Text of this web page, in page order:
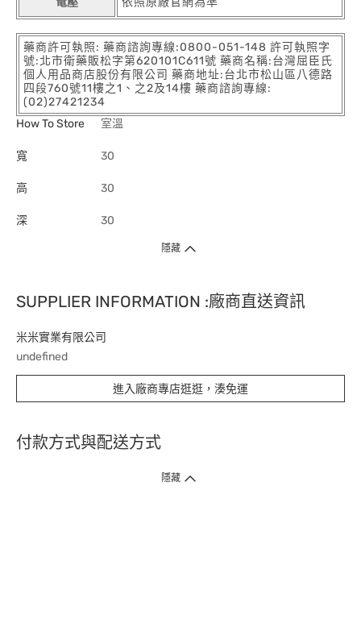
藥商許可執照: 藥商諮詢專線:0800-051-148 許可執照字
號:北市衛藥販松字第620101C611號 藥商名稱:台灣屈臣氏
個人用品商店股份有限公司 藥商地址:台北市松山區八德路
四段760號11樓之1、之2及14樓 藥商諮詢專線:
(02)27421234
How To Store
室溫
寬 30
高 30
深 30
隱藏
SUPPLIER INFORMATION :廠商直送資訊
米米實業有限公司
undefined
進入廠商專店逛逛，湊免運
付款方式與配送方式
隱藏